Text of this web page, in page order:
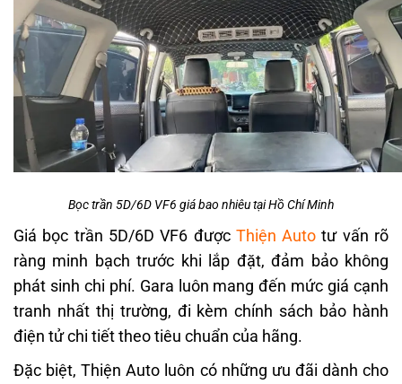
Bọc trần 5D/6D VF6 giá bao nhiêu tại Hồ Chí Minh
Giá bọc trần 5D/6D VF6 được Thiện Auto tư vấn rõ
ràng minh bạch trước khi lắp đặt, đảm bảo không
phát sinh chi phí. Gara luôn mang đến mức giá cạnh
tranh nhất thị trường, đi kèm chính sách bảo hành
điện tử chi tiết theo tiêu chuẩn của hãng.
Đặc biệt, Thiện Auto luôn có những ưu đãi dành cho